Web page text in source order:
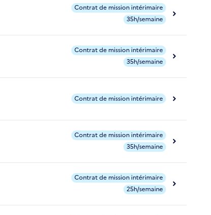
Contrat de mission intérimaire
35h/semaine
Contrat de mission intérimaire
35h/semaine
Contrat de mission intérimaire
Contrat de mission intérimaire
35h/semaine
Contrat de mission intérimaire
25h/semaine